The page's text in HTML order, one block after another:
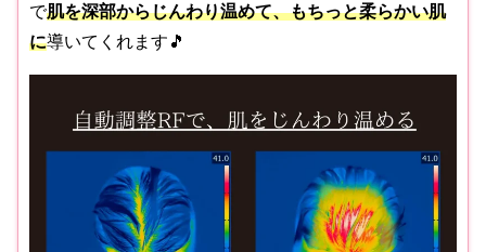
で肌を深部からじんわり温めて、もちっと柔らかい肌
に導いてくれます🎵